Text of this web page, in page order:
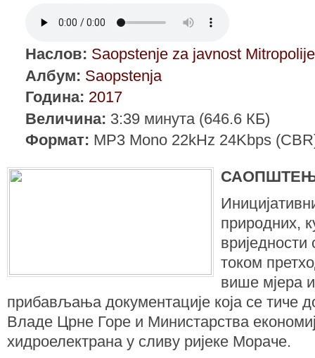
Наслов: Saopstenje za javnost
Албум: Saopstenja
Година: 2017
Величина: 3:39 минута (646.6 КБ)
Формат: MP3 Mono 22kHz 24Kbps
природних,
вриједности
током
више мјера
прибављања документације која се тиче
Владе Црне Горе и Министарства
хидроелектрана у сливу ријеке Мораче.